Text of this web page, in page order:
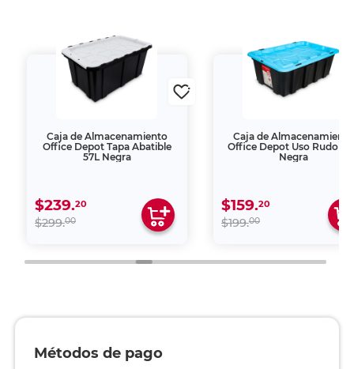
Caja de Almacenamiento
Office Depot Tapa Abatible
57L Negra
$239.20
$299.00
Caja de Almacenamiento
Office Depot Uso Rudo
Negra
$159.20
$199.00
Métodos de pago